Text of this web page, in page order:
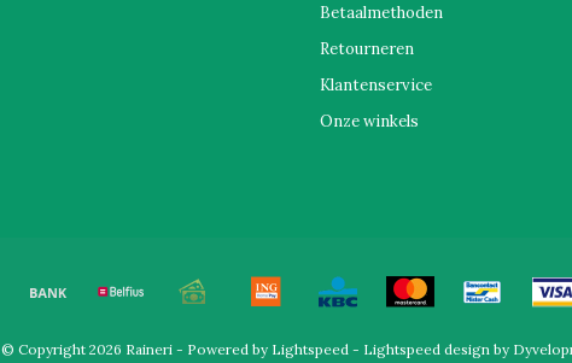
Betaalmethoden
Retourneren
Klantenservice
Onze winkels
© Copyright 2026 Raineri - Powered by Lightspeed - Lightspeed design by